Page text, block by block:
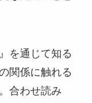
を通じて知る
関係に触れる
合わせ読み